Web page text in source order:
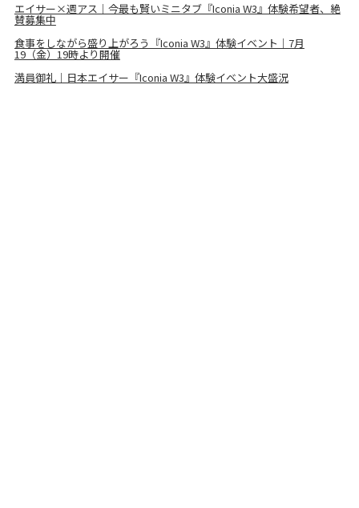
エイサー×週アス｜今最も賢いミニタブ『Iconia W3』体験希望者、絶
賛募集中
食事をしながら盛り上がろう『Iconia W3』体験イベント｜7月
19（金）19時より開催
満員御礼｜日本エイサー『Iconia W3』体験イベント大盛況